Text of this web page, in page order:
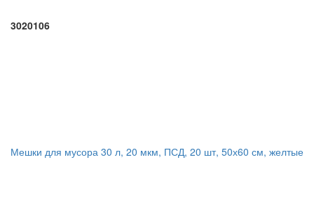
3020106
Мешки для мусора 30 л, 20 мкм, ПСД, 20 шт, 50х60 см, желтые